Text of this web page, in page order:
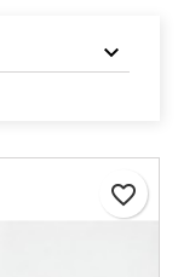
favorite_border